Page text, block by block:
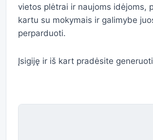
vietos plėtrai ir naujoms idėjoms,
kartu su mokymais ir galimybe
perparduoti.
Įsigiję ir iš kart pradėsite